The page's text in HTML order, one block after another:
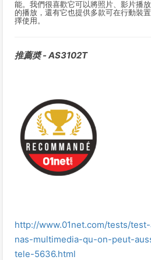
能。我們很喜歡它可以將照片、影片播
的播放，還有它也提供多款可在行動裝
擇使用。
推薦奬 - AS3102T
http://www.01net.com/tests/
nas-multimedia-qu-on-peut-
tele-5636.html